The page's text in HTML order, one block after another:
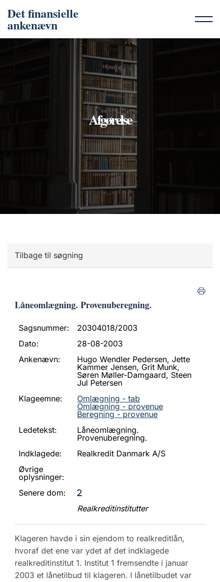
Det finansielle
ankenævn
Afgørelse
Tilbage til søgning
Låneomlægning. Provenuberegning.
Sagsnummer:
20304018/2003
Dato:
28-08-2003
Ankenævn:
Hugo Wendler Pedersen, Jette
Kammer Jensen, Grit Munk,
Søren Møller-Damgaard, Steen
Jul Petersen
Klageemne:
Omlægning - tab
Omlægning - provenue
Beregning - provenue
Ledetekst:
Låneomlægning.
Provenuberegning.
Indklagede:
Realkredit Danmark A/S
Øvrige
oplysninger:
Senere dom:
Realkreditinstitutter
Klageren havde i sin ejendom to realkreditlån,
hvoraf det ene var ydet af det indklagede
realkreditinstitut 1. Institut 1 fremsendte i januar
2003 et lånetilbud til klageren. I lånetilbudet var